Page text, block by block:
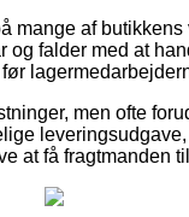
mange af
og falder med at
men ofte
at få fragtmanden